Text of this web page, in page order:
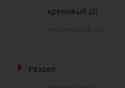
кремовый (2)
оранжевый (
Раздел